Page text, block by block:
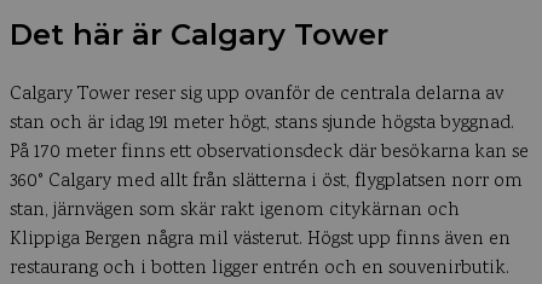
Det här är Calgary Tower
Calgary Tower reser sig upp ovanför de centrala delarna av
stan och är idag 191 meter högt, stans sjunde högsta byggnad.
På 170 meter finns ett observationsdeck där besökarna kan se
360° Calgary med allt från slätterna i öst, flygplatsen norr om
stan, järnvägen som skär rakt igenom citykärnan och
Klippiga Bergen några mil västerut. Högst upp finns även en
restaurang och i botten ligger entrén och en souvenirbutik.